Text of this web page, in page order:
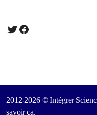
Twitter
Facebook
2012-2026 © Intégrer
savoir ça.